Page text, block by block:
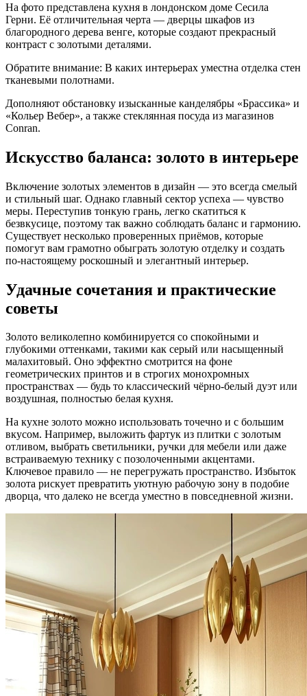
На фото представлена кухня в лондонском доме Сесила
Герни. Её отличительная черта — дверцы шкафов из
благородного дерева венге, которые создают прекрасный
контраст с золотыми деталями.
Обратите внимание: В каких интерьерах уместна отделка стен
тканевыми полотнами.
Дополняют обстановку изысканные канделябры «Брассика» и
«Кольер Вебер», а также стеклянная посуда из магазинов
Conran.
Искусство баланса: золото в интерьере
Включение золотых элементов в дизайн — это всегда смелый
и стильный шаг. Однако главный сектор успеха — чувство
меры. Переступив тонкую грань, легко скатиться к
безвкусице, поэтому так важно соблюдать баланс и гармонию.
Существует несколько проверенных приёмов, которые
помогут вам грамотно обыграть золотую отделку и создать
по-настоящему роскошный и элегантный интерьер.
Удачные сочетания и практические
советы
Золото великолепно комбинируется со спокойными и
глубокими оттенками, такими как серый или насыщенный
малахитовый. Оно эффектно смотрится на фоне
геометрических принтов и в строгих монохромных
пространствах — будь то классический чёрно-белый дуэт или
воздушная, полностью белая кухня.
На кухне золото можно использовать точечно и с большим
вкусом. Например, выложить фартук из плитки с золотым
отливом, выбрать светильники, ручки для мебели или даже
встраиваемую технику с позолоченными акцентами.
Ключевое правило — не перегружать пространство. Избыток
золота рискует превратить уютную рабочую зону в подобие
дворца, что далеко не всегда уместно в повседневной жизни.